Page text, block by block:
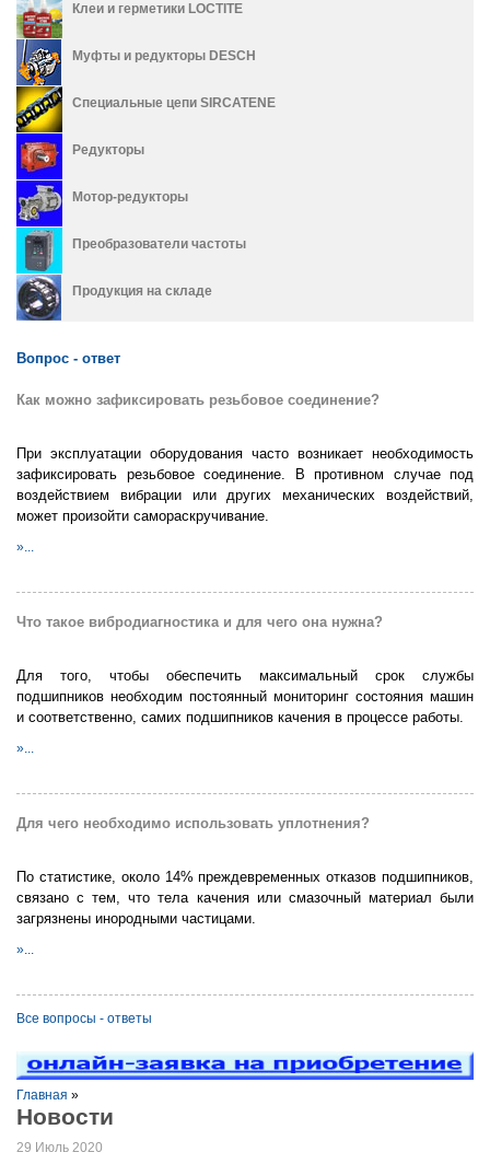
Клеи и герметики LOCTITE
Муфты и редукторы DESCH
Специальные цепи SIRCATENE
Редукторы
Мотор-редукторы
Преобразователи частоты
Продукция на складе
Вопрос - ответ
Как можно зафиксировать резьбовое соединение?
При эксплуатации оборудования часто возникает необходимость
зафиксировать резьбовое соединение. В противном случае под
воздействием вибрации или других механических воздействий,
может произойти самораскручивание.
»...
Что такое вибродиагностика и для чего она нужна?
Для того, чтобы обеспечить максимальный срок службы
подшипников необходим постоянный мониторинг состояния машин
и соответственно, самих подшипников качения в процессе работы.
»...
Для чего необходимо использовать уплотнения?
По статистике, около 14% преждевременных отказов подшипников,
связано с тем, что тела качения или смазочный материал были
загрязнены инородными частицами.
»...
Все вопросы - ответы
Главная »
Новости
29 Июль 2020